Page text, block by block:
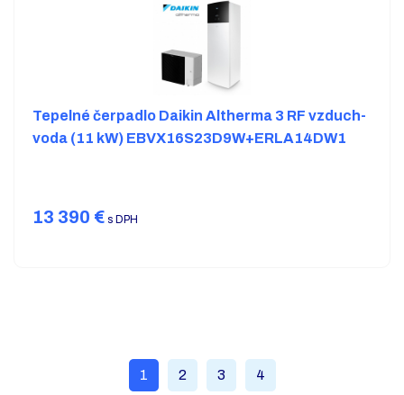
Tepelné čerpadlo Daikin Altherma 3 RF vzduch-
voda (11 kW) EBVX16S23D9W+ERLA14DW1
13 390 € s DPH
1 2 3 4